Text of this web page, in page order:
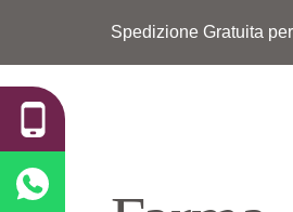
Spedizione Gratuita